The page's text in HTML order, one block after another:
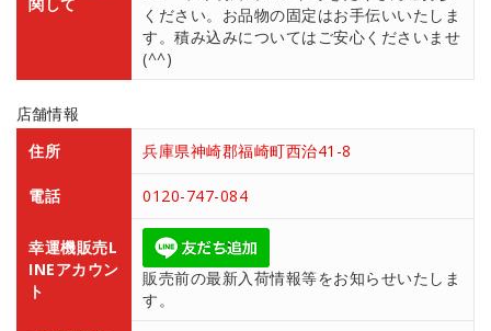
ください。お品物の固定はお手伝いいたしま
す。積み込みについてはご安心くださいませ
(^^)
店舗情報
住所
兵庫県神崎郡福崎町西治41-8
電話 0120-747-084
幸運機販売L
INEアカウン
ト
販売前の最新入荷情報等をお知らせいたしま
す。